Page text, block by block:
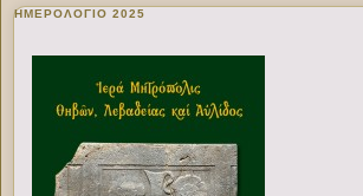
ΗΜΕΡΟΛΟΓΙΟ 2025